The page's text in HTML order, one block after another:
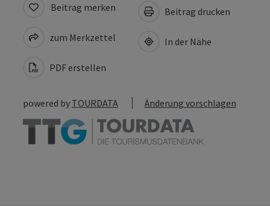
Beitrag merken
zum Merkzettel
PDF erstellen
Beitrag drucken
In der Nähe
powered by TOURDATA Änderung vorschlagen